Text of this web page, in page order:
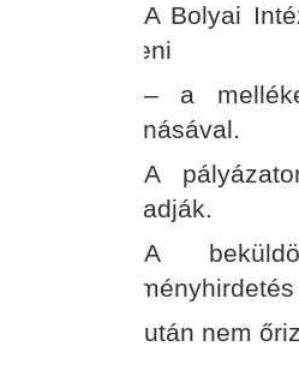
A Bolyai
dönteni
– a
bevonásával.
A
elfogadják.
A
eredményhirdetés
után nem